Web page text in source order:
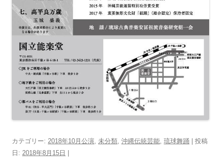
カテゴリー: 2018年10月公演 未分類 沖縄伝統芸能 琉球舞踊 | 投稿
日: 2018年8月15日